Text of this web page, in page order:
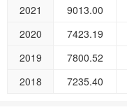
2021
9013.00
2020
7423.19
2019
7800.52
2018
7235.40